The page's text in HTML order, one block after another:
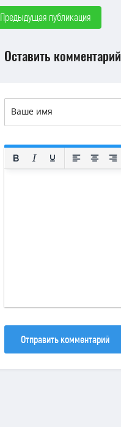
Предыдущая публикация
Оставить комментарий
Отправить комментарий